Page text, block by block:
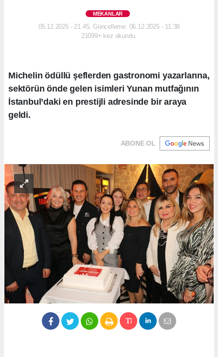
MEKANLAR
05.12.2025 - 21:45, Güncelleme: 06.12.2025 - 11:39
21099+ kez okundu.
Michelin ödüllü şeflerden gastronomi yazarlarına,
sektörün önde gelen isimleri Yunan mutfağının
İstanbul’daki en prestijli adresinde bir araya
geldi.
ABONE OL